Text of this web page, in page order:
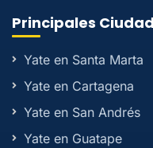
Principales
Yate en Santa Marta
Yate en Cartagena
Yate en San Andrés
Yate en Guatape